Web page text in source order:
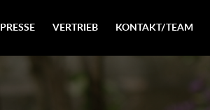
PRESSE VERTRIEB KONTAKT/TEAM